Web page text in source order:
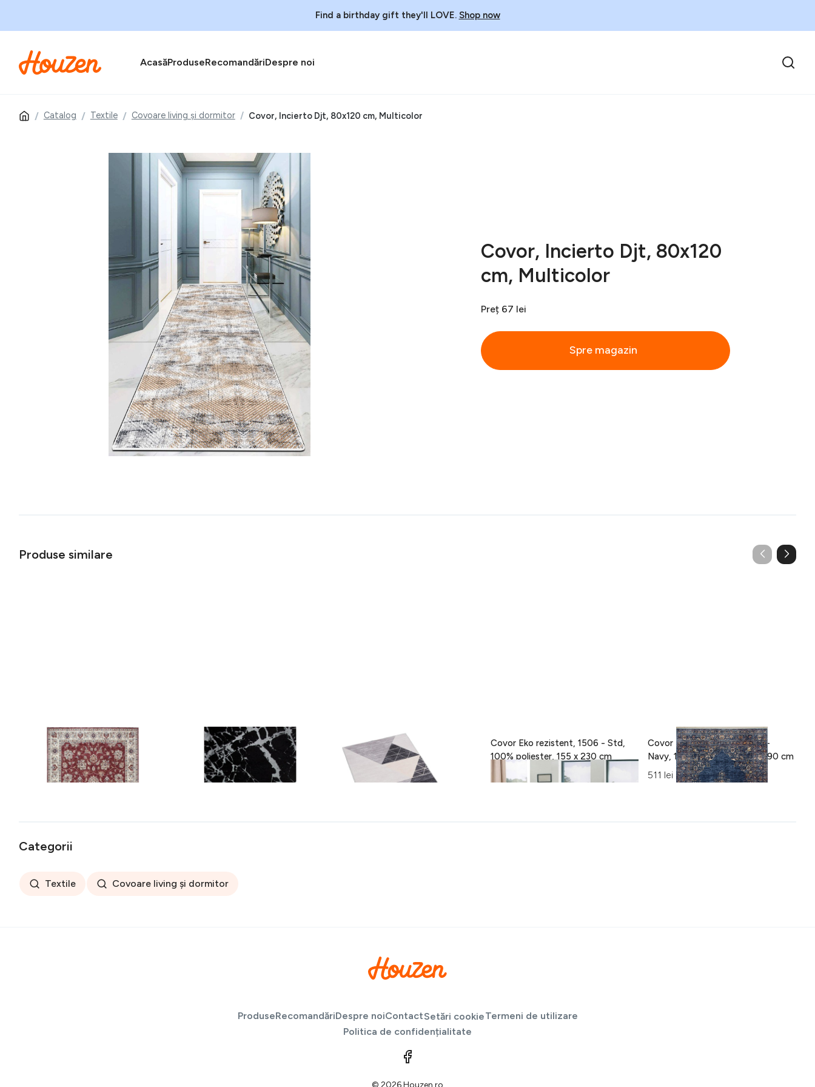
Find a birthday gift they'll LOVE. Shop now
AcasăProduseRecomandăriDespre noi
Catalog Textile Covoare living și dormitor Covor, Incierto Djt, 80x120 cm, Multicolor
Covor, Incierto Djt, 80x120
cm, Multicolor
Preț 67 lei
Spre magazin
Produse similare
Covor rezistent Eko, ALT 05 - Red,
Ivory, 100% poliester, 80 x 150 cm
Covor rezistent SM 21 - Black,
Silver XW, 80x300 cm
441 lei
Covor Eva, Heinner, 160 x 230 cm,
100% poliester, gri
189 lei
Covor Eko rezistent, 1506 - Std,
100% poliester, 155 x 230 cm
418 lei
Covor Eko rezistent, ALT 01 -
Navy, 100% poliester, 130 x 190 cm
511 lei
Categorii
Textile Covoare living și dormitor
ProduseRecomandăriDespre noiContactSetări cookieTermeni de utilizare
Politica de confidențialitate